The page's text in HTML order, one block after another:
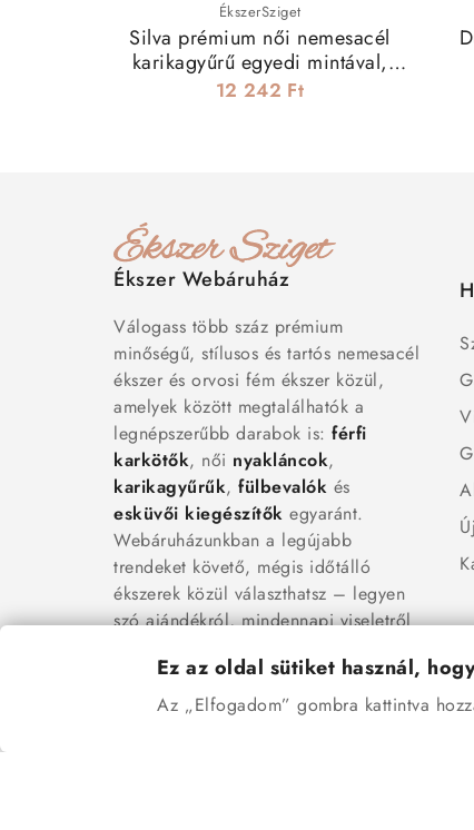
ÉkszerSziget
Silva prémium női nemesacél
karikagyűrű egyedi mintával,
cirkónia kövekkel
12 242 Ft
Ékszer Webáruház
Válogass több száz prémium
minőségű, stílusos és tartós nemesacél
ékszer és orvosi fém ékszer közül,
amelyek között megtalálhatók a
legnépszerűbb darabok is: férfi
karkötők, női nyakláncok,
karikagyűrűk, fülbevalók és
esküvői kiegészítők egyaránt.
Webáruházunkban a legújabb
trendeket követő, mégis időtálló
ékszerek közül választhatsz – legyen
szó ajándékról, mindennapi viseletről
Ez az oldal sütiket használ,
Az „Elfogadom” gombra kattintva